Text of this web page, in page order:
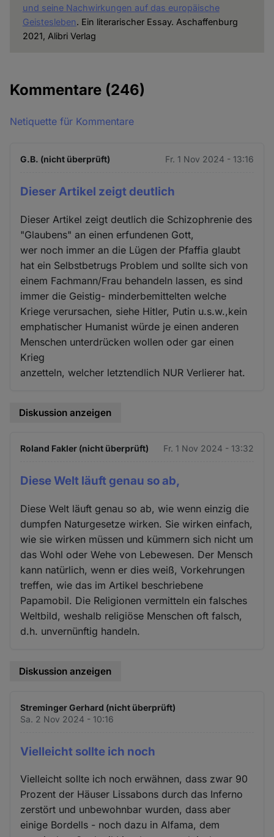
und seine Nachwirkungen auf das europäische
Geistesleben. Ein literarischer Essay. Aschaffenburg
2021, Alibri Verlag
Kommentare (246)
Netiquette für Kommentare
G.B. (nicht überprüft) Fr. 1 Nov 2024 - 13:16
Dieser Artikel zeigt deutlich
Dieser Artikel zeigt deutlich die Schizophrenie des
"Glaubens" an einen erfundenen Gott,
wer noch immer an die Lügen der Pfaffia glaubt
hat ein Selbstbetrugs Problem und sollte sich von
einem Fachmann/Frau behandeln lassen, es sind
immer die Geistig- minderbemittelten welche
Kriege verursachen, siehe Hitler, Putin u.s.w.,kein
emphatischer Humanist würde je einen anderen
Menschen unterdrücken wollen oder gar einen
Krieg
anzetteln, welcher letztendlich NUR Verlierer hat.
Diskussion anzeigen
Roland Fakler (nicht überprüft) Fr. 1 Nov 2024 - 13:32
Diese Welt läuft genau so ab,
Diese Welt läuft genau so ab, wie wenn einzig die
dumpfen Naturgesetze wirken. Sie wirken einfach,
wie sie wirken müssen und kümmern sich nicht um
das Wohl oder Wehe von Lebewesen. Der Mensch
kann natürlich, wenn er dies weiß, Vorkehrungen
treffen, wie das im Artikel beschriebene
Papamobil. Die Religionen vermitteln ein falsches
Weltbild, weshalb religiöse Menschen oft falsch,
d.h. unvernünftig handeln.
Diskussion anzeigen
Streminger Gerhard (nicht überprüft)
Sa. 2 Nov 2024 - 10:16
Vielleicht sollte ich noch
Vielleicht sollte ich noch erwähnen, dass zwar 90
Prozent der Häuser Lissabons durch das Inferno
zerstört und unbewohnbar wurden, dass aber
einige Bordells - noch dazu in Alfama, dem